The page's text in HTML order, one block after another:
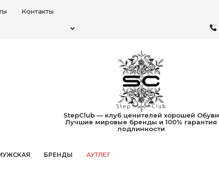
Контакты
StepClub — клуб ценителей хорошей Обуви
Лучшие мировые бренды и 100% гарантия
подлинности
БРЕНДЫ АУТЛЕТ